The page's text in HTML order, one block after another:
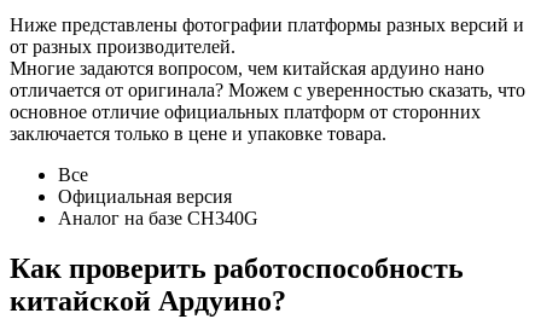
Ниже представлены фотографии платформы разных версий и
от разных производителей.
Многие задаются вопросом, чем китайская ардуино нано
отличается от оригинала? Можем с уверенностью сказать, что
основное отличие официальных платформ от сторонних
заключается только в цене и упаковке товара.
Все
Официальная версия
Аналог на базе CH340G
Как проверить работоспособность
китайской Ардуино?